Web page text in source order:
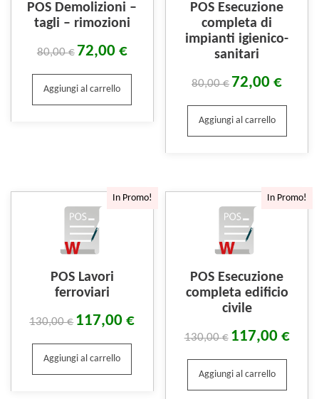
POS Demolizioni –
tagli – rimozioni
80,00€ 72,00 €
Aggiungi al carrello
POS Esecuzione
completa di
impianti igienico-
sanitari
80,00€ 72,00€
Aggiungi al carrello
In Promo!
POS Lavori
ferroviari
130,00€ 117,00€
Aggiungi al carrello
In Promo!
POS Esecuzione
completa edificio
civile
130,00€ 117,00 €
Aggiungi al carrello